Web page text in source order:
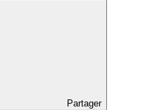
Partager